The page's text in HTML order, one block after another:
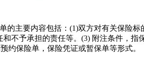
的主要内容包括：(1)双方对有关保险
不予承担的责任等。(3) 附注条件，
约保险单，保险凭证或暂保单等形式。